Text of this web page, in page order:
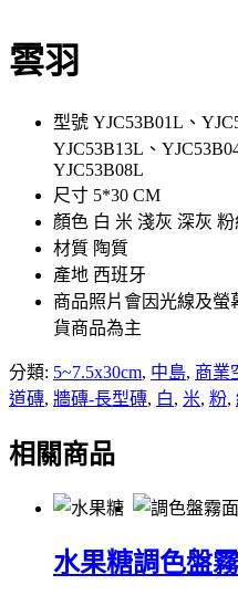
雲羽
型號 YJC53B01L、
YJC53B13L、
YJC53B08L
尺寸 5*30 CM
顏色 白 米 淺灰 深灰
材質 陶質
產地 西班牙
商品照片會因光線及螢
貨商品為主
分類: 5~7.5x30cm, 中島, 商業
道磚, 牆磚-長型磚, 白, 米, 粉,
相關商品
水果糖調色盤